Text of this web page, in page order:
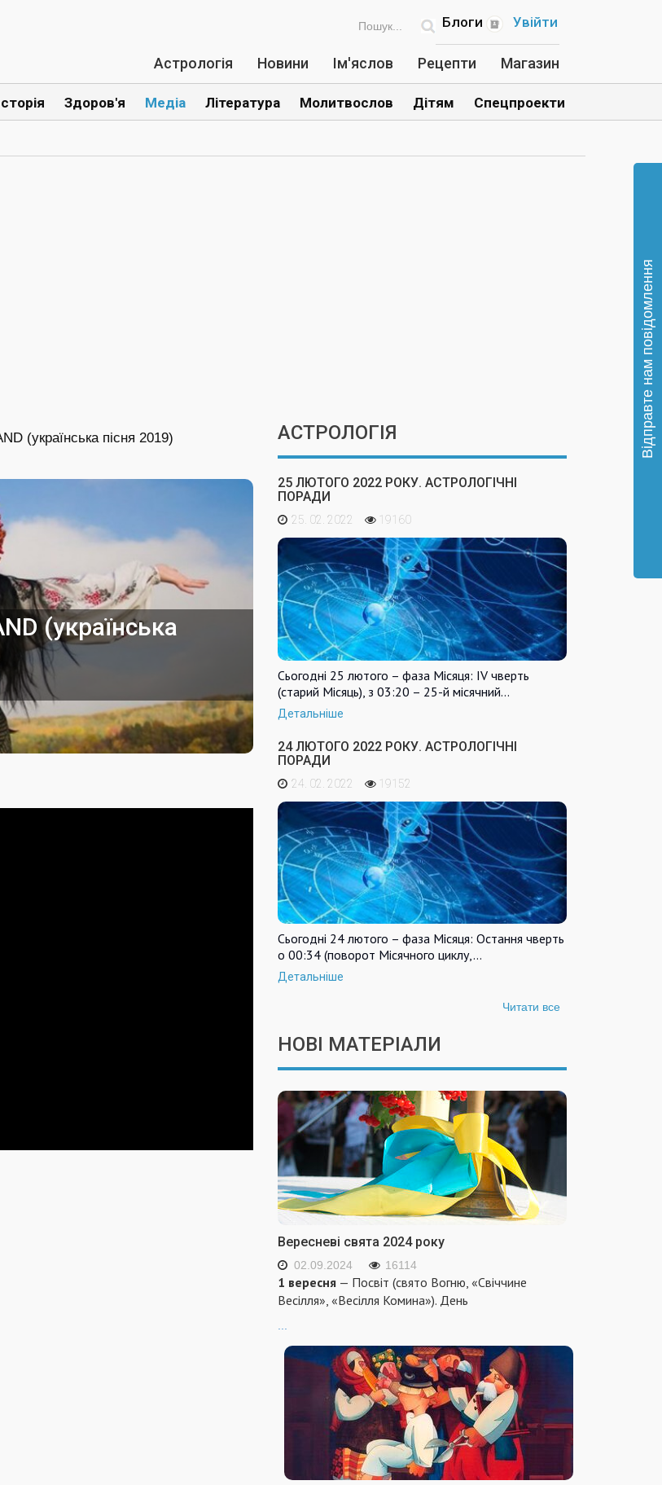
Увійти
Блоги
Астрологія Новини Ім'яслов Рецепти Магазин
Здоров'я Медіа Література Молитвослов Дітям Спецпроекти
(українська пісня 2019)
(українська
АСТРОЛОГІЯ
25 ЛЮТОГО 2022 РОКУ. АСТРОЛОГІЧНІ
ПОРАДИ
25. 02. 2022 19160
Сьогодні 25 лютого – фаза Місяця: IV чверть
(старий Місяць), з 03:20 – 25-й місячний…
Детальніше
24 ЛЮТОГО 2022 РОКУ. АСТРОЛОГІЧНІ
ПОРАДИ
24. 02. 2022 19152
Сьогодні 24 лютого – фаза Місяця: Остання чверть
о 00:34 (поворот Місячного циклу,…
Детальніше
Читати все
НОВІ МАТЕРІАЛИ
Вересневі свята 2024 року
02.09.2024 16114
1 вересня — Посвіт (свято Вогню, «Свіччине
Весілля», «Весілля Комина»). День
...
Відправте нам повідомлення